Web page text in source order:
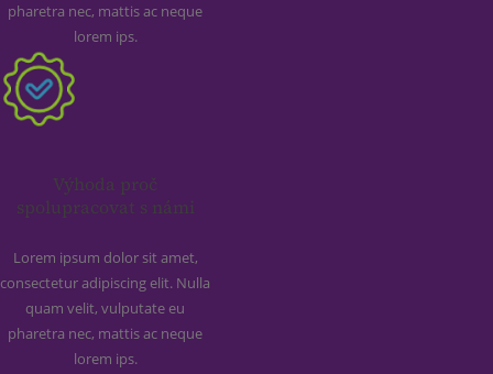
pharetra nec, mattis ac neque
lorem ips.
Výhoda proč
spolupracovat s námi
Lorem ipsum dolor sit amet,
consectetur adipiscing elit. Nulla
quam velit, vulputate eu
pharetra nec, mattis ac neque
lorem ips.